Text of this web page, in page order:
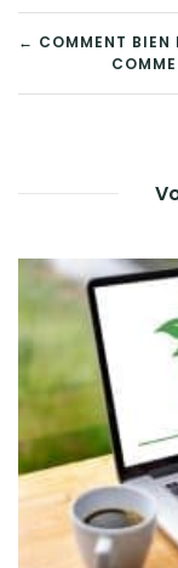
DE
← COMMENT BIEN